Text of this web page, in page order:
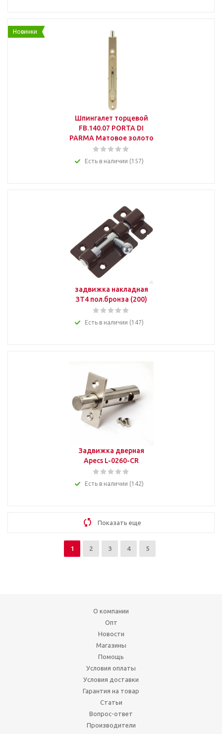
Новинки
Шпингалет торцевой
FB.140.07 PORTA DI
PARMA Матовое золото
Есть в наличии (157)
задвижка накладная
ЗТ4 пол.бронза (200)
Есть в наличии (147)
Задвижка дверная
Apecs L-0260-CR
Есть в наличии (142)
Показать еще
1 2 3 4 5
О компании
Опт
Новости
Магазины
Помощь
Условия оплаты
Условия доставки
Гарантия на товар
Статьи
Вопрос-ответ
Производители